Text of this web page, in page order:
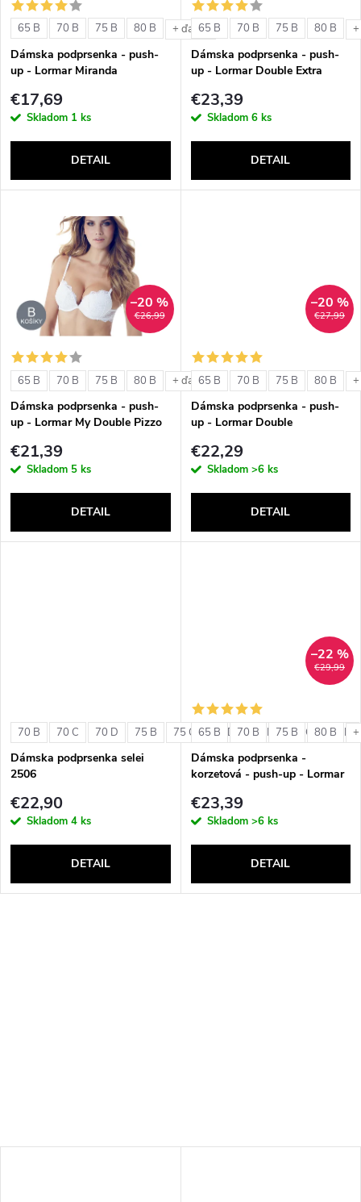
e
p
r
d
t
o
v
s
p
r
o
d
t
o
v
65 B 70 B 75 B 80 B + ďalšie
Dámska podprsenka - push-
up - Lormar Miranda
€17,69
Skladom 1 ks
DETAIL
65 B 70 B 75 B 80 B
Dámska podprsenka - push-
up - Lormar Double Extra
€23,39
Skladom 6 ks
DETAIL
€26,99
–20 %
65 B 70 B 75 B 80 B + ďalšie
Dámska podprsenka - push-
up - Lormar My Double Pizzo
€21,39
Skladom 5 ks
DETAIL
€27,99
–20 %
65 B 70 B 75 B 80 B
Dámska podprsenka - push-
up - Lormar Double
€22,29
Skladom >6 ks
DETAIL
70 B 70 C 70 D 75 B 75 C 75 D 80 B 80 C 80 D
Dámska podprsenka selei
2506
€22,90
Skladom 4 ks
DETAIL
€29,99
–22 %
65 B 70 B 75 B 80 B
Dámska podprsenka -
korzetová - push-up - Lormar
€23,39
Skladom >6 ks
DETAIL